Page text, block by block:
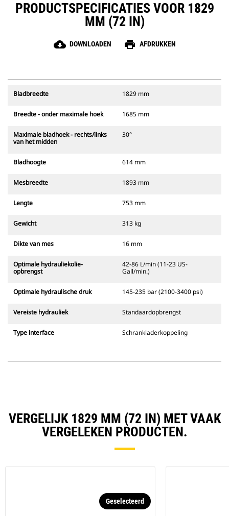
PRODUCTSPECIFICATIES VOOR 1829
MM (72 IN)
cloud_download DOWNLOADEN print AFDRUKKEN
Bladbreedte 1829 mm
Breedte - onder maximale hoek 1685 mm
Maximale bladhoek - rechts/links
van het midden
30°
Bladhoogte 614 mm
Mesbreedte 1893 mm
Lengte 753 mm
Gewicht 313 kg
Dikte van mes 16 mm
Optimale hydrauliekolie-
opbrengst
42-86 L/min (11-23 US-
Gall/min.)
Optimale hydraulische druk 145-235 bar (2100-3400 psi)
Vereiste hydrauliek Standaardopbrengst
Type interface Schrankladerkoppeling
VERGELIJK 1829 MM (72 IN) MET VAAK
VERGELEKEN PRODUCTEN.
Geselecteerd